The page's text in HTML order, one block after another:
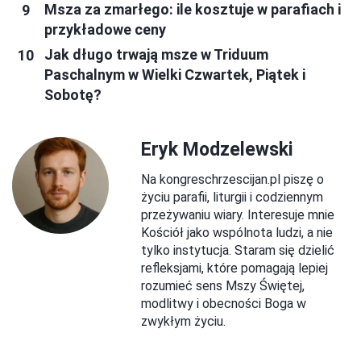
Msza za zmarłego: ile kosztuje w parafiach i
przykładowe ceny
Jak długo trwają msze w Triduum
Paschalnym w Wielki Czwartek, Piątek i
Sobotę?
Eryk Modzelewski
Na kongreschrzescijan.pl piszę o
życiu parafii, liturgii i codziennym
przeżywaniu wiary. Interesuje mnie
Kościół jako wspólnota ludzi, a nie
tylko instytucja. Staram się dzielić
refleksjami, które pomagają lepiej
rozumieć sens Mszy Świętej,
modlitwy i obecności Boga w
zwykłym życiu.